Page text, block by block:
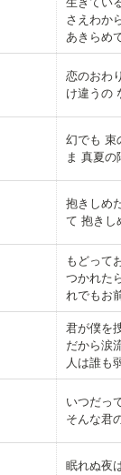
さえわか
あきらめ
恋のおわ
け違うの
幻でも 束
ま 真夏の
抱きしめ
て 抱きし
もどって
つかれた
れでもお
君が僕を
だから涙
人は誰も
いつだっ
そんな君
眠れぬ夜